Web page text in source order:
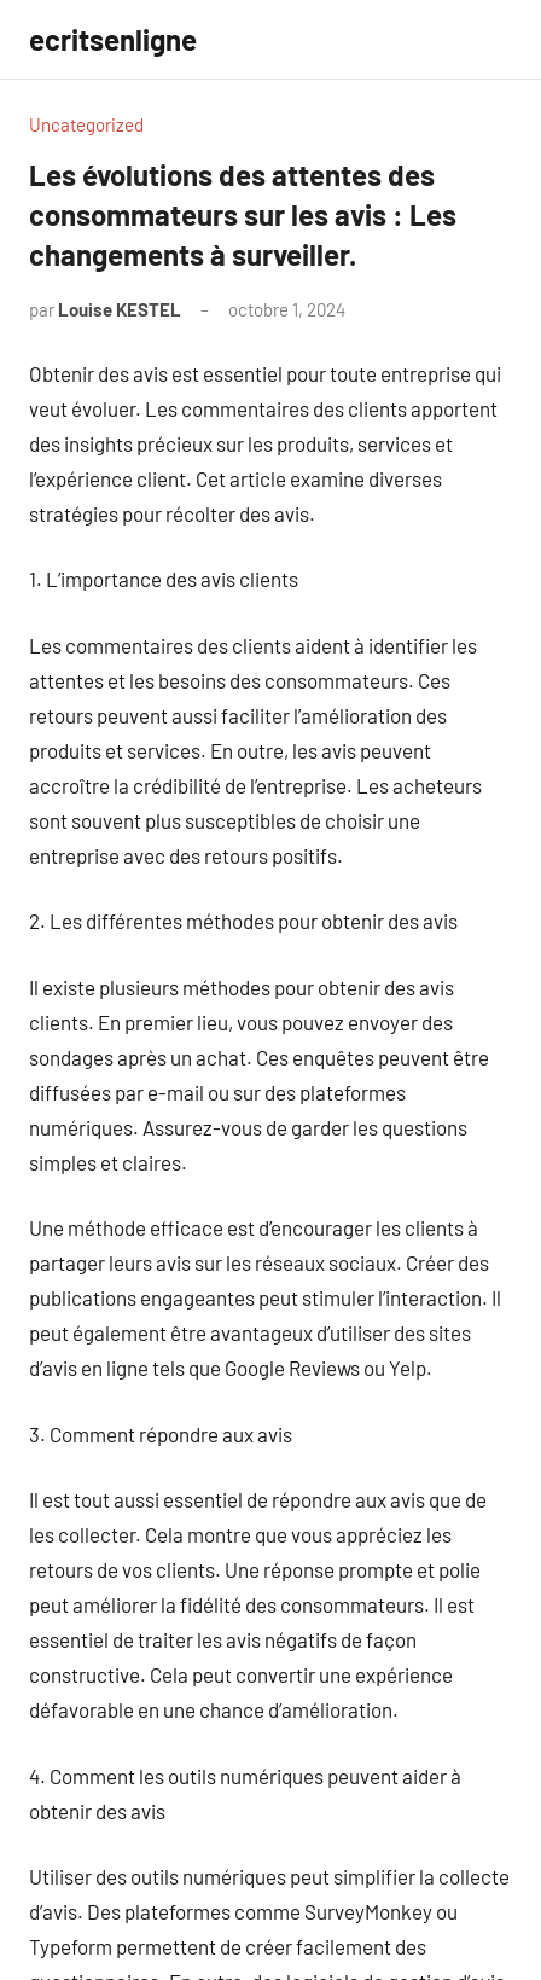
contenu
ecritsenligne
Uncategorized
Les évolutions des attentes des
consommateurs sur les avis : Les
changements à surveiller.
par Louise KESTEL octobre 1, 2024
Obtenir des avis est essentiel pour toute entreprise qui
veut évoluer. Les commentaires des clients apportent
des insights précieux sur les produits, services et
l’expérience client. Cet article examine diverses
stratégies pour récolter des avis.
1. L’importance des avis clients
Les commentaires des clients aident à identifier les
attentes et les besoins des consommateurs. Ces
retours peuvent aussi faciliter l’amélioration des
produits et services. En outre, les avis peuvent
accroître la crédibilité de l’entreprise. Les acheteurs
sont souvent plus susceptibles de choisir une
entreprise avec des retours positifs.
2. Les différentes méthodes pour obtenir des avis
Il existe plusieurs méthodes pour obtenir des avis
clients. En premier lieu, vous pouvez envoyer des
sondages après un achat. Ces enquêtes peuvent être
diffusées par e-mail ou sur des plateformes
numériques. Assurez-vous de garder les questions
simples et claires.
Une méthode efficace est d’encourager les clients à
partager leurs avis sur les réseaux sociaux. Créer des
publications engageantes peut stimuler l’interaction. Il
peut également être avantageux d’utiliser des sites
d’avis en ligne tels que Google Reviews ou Yelp.
3. Comment répondre aux avis
Il est tout aussi essentiel de répondre aux avis que de
les collecter. Cela montre que vous appréciez les
retours de vos clients. Une réponse prompte et polie
peut améliorer la fidélité des consommateurs. Il est
essentiel de traiter les avis négatifs de façon
constructive. Cela peut convertir une expérience
défavorable en une chance d’amélioration.
4. Comment les outils numériques peuvent aider à
obtenir des avis
Utiliser des outils numériques peut simplifier la collecte
d’avis. Des plateformes comme SurveyMonkey ou
Typeform permettent de créer facilement des